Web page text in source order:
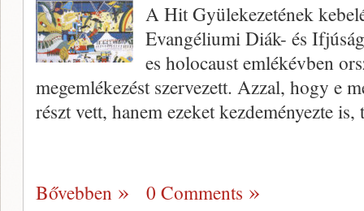
A Hit Gyülekezetének
Evangéliumi Diák- és
es holocaust em­lékévben
megemlékezést szervezett. Azzal, hogy e
részt vett, hanem ezeket kezdemé­nyezte
Bővebben 0 Comments